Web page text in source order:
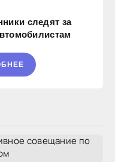
следят за